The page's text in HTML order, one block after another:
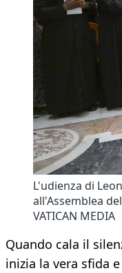
L'udienza di
all'Assemblea
VATICAN MEDIA
Quando cala il
inizia la vera sfida